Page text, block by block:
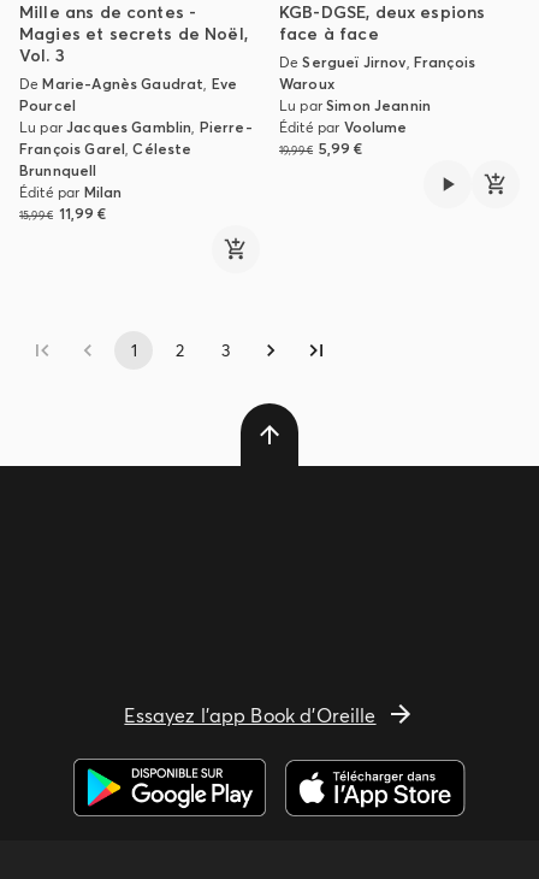
Mille ans de contes -
Magies et secrets de Noël,
Vol. 3
DeMarie-Agnès Gaudrat, Eve
Pourcel
Lu parJacques Gamblin, Pierre-
François Garel,Céleste
Brunnquell
Édité par Milan
15,99 € 11,99 €
KGB-DGSE, deux espions
face à face
DeSergueï Jirnov, François
Waroux
Lu parSimon Jeannin
Édité par Voolume
19,99 € 5,99 €
1 2 3
Essayez l'app Book d'Oreille